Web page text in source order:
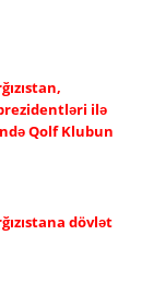
ilə
Qolf Klubun
dövlət